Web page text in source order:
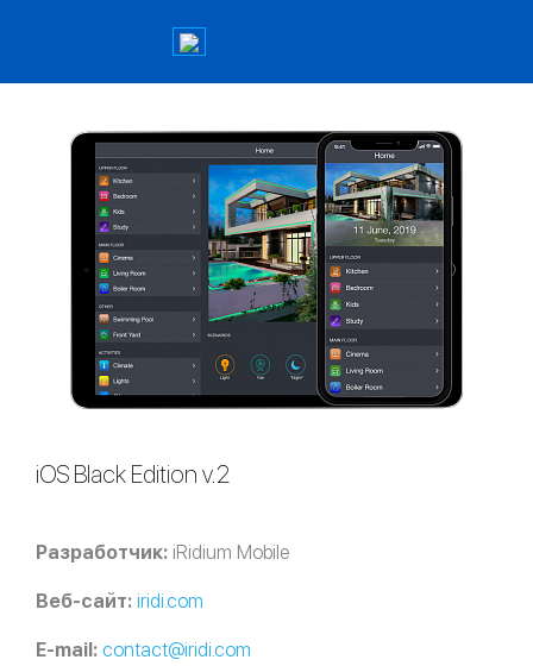
iOS Black Edition v.2
Разработчик: iRidium Mobile
Веб-сайт: iridi.com
E-mail: contact@iridi.com